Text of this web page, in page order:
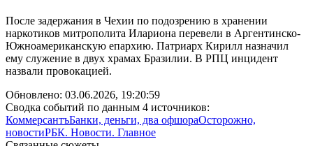
После задержания в Чехии по подозрению в хранении
наркотиков митрополита Илариона перевели в Аргентинско-
Южноамериканскую епархию. Патриарх Кирилл назначил
ему служение в двух храмах Бразилии. В РПЦ инцидент
назвали провокацией.
Обновлено: 03.06.2026, 19:20:59
Сводка событий по данным 4 источников:
КоммерсантъБанки, деньги, два офшораОсторожно,
новостиРБК. Новости. Главное